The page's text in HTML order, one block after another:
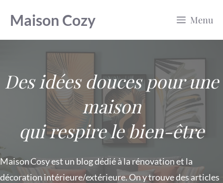
contenu
Maison Cozy Menu
Des idées douces pour une
maison
qui respire le bien-être
Maison Cosy est un blog dédié à la rénovation et la
décoration intérieure/extérieure. On y trouve des articles